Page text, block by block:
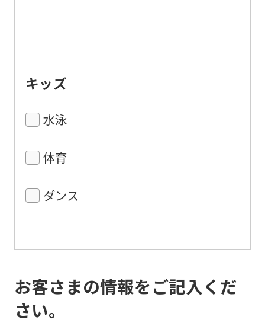
キッズ
水泳
体育
ダンス
お客さまの情報をご記入くだ
さい。